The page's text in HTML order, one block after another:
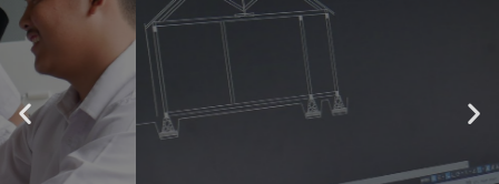
ARSITEK (DPIB)
Jurusan yang mempelajari tentang perencanaan
bangunan, pelaksanaan pembuatan gedung,
dan perbaikan gedung